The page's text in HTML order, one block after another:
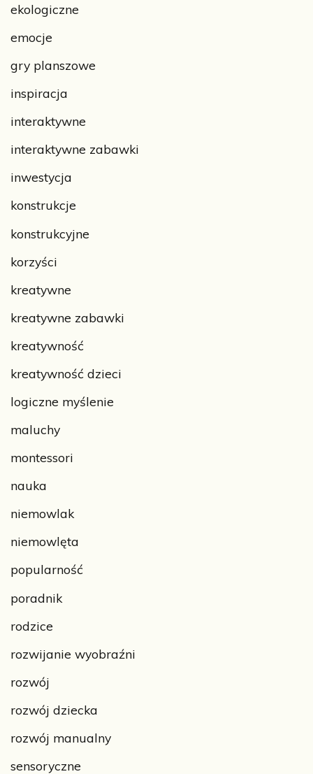
ekologiczne
emocje
gry planszowe
inspiracja
interaktywne
interaktywne zabawki
inwestycja
konstrukcje
konstrukcyjne
korzyści
kreatywne
kreatywne zabawki
kreatywność
kreatywność dzieci
logiczne myślenie
maluchy
montessori
nauka
niemowlak
niemowlęta
popularność
poradnik
rodzice
rozwijanie wyobraźni
rozwój
rozwój dziecka
rozwój manualny
sensoryczne